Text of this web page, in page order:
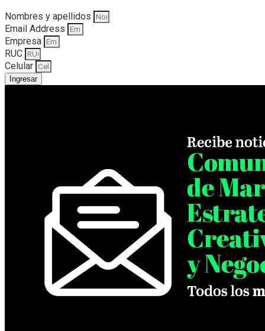
Nombres y apellidos
Email Address
Empresa
RUC
Celular
Ingresar